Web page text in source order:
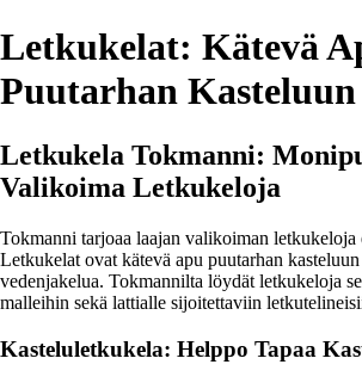
Letkukelat: Kätevä
Puutarhan Kasteluun
Letkukela Tokmanni:
Valikoima Letkukeloja
Tokmanni tarjoaa laajan valikoiman letkukeloja
Letkukelat ovat kätevä apu puutarhan
vedenjakelua. Tokmannilta löydät letkukeloja
malleihin sekä lattialle sijoitettaviin
Kasteluletkukela: Helppo Tapaa